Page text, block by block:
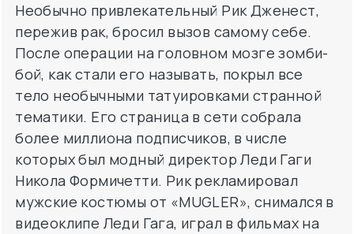
Необычно привлекательный Рик Дженест,
пережив рак, бросил вызов самому себе.
После операции на головном мозге зомби-
бой, как стали его называть, покрыл все
тело необычными татуировками странной
тематики. Его страница в сети собрала
более миллиона подписчиков, в числе
которых был модный директор Леди Гаги
Никола Формичетти. Рик рекламировал
мужские костюмы от «MUGLER», снимался в
видеоклипе Леди Гага, играл в фильмах на